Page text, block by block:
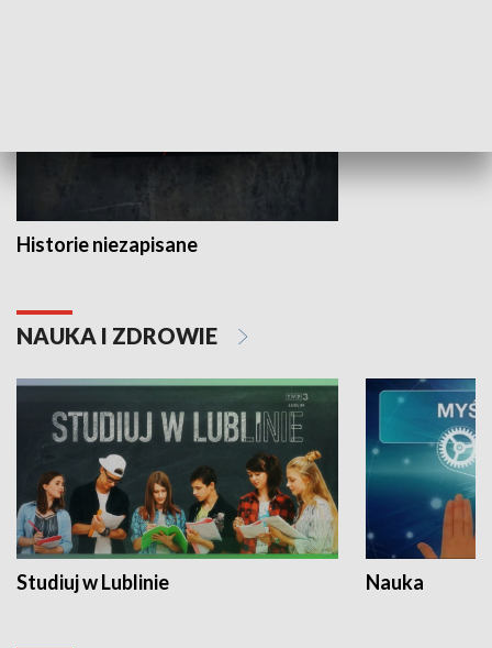
Historie niezapisane
NAUKA I ZDROWIE
Studiuj w Lublinie Nauka